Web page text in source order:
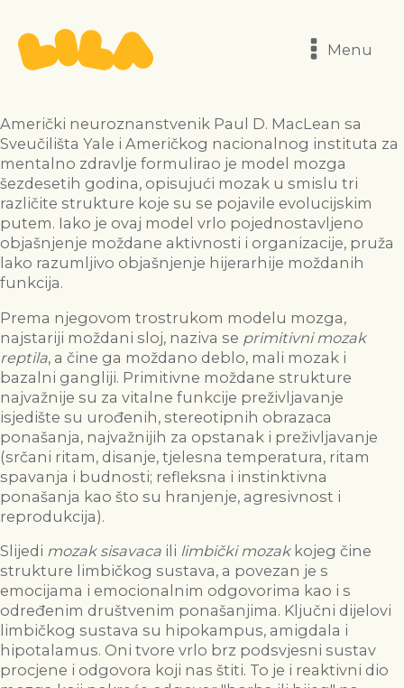
Menu
Američki neuroznanstvenik Paul D. MacLean sa
Sveučilišta Yale i Američkog nacionalnog instituta za
mentalno zdravlje formulirao je model mozga
šezdesetih godina, opisujući mozak u smislu tri
različite strukture koje su se pojavile evolucijskim
putem. Iako je ovaj model vrlo pojednostavljeno
objašnjenje moždane aktivnosti i organizacije, pruža
lako razumljivo objašnjenje hijerarhije moždanih
funkcija.
Prema njegovom trostrukom modelu mozga,
najstariji moždani sloj, naziva se primitivni mozak
reptila, a čine ga moždano deblo, mali mozak i
bazalni gangliji. Primitivne moždane strukture
najvažnije su za vitalne funkcije preživljavanje
isjedište su urođenih, stereotipnih obrazaca
ponašanja, najvažnijih za opstanak i preživljavanje
(srčani ritam, disanje, tjelesna temperatura, ritam
spavanja i budnosti; refleksna i instinktivna
ponašanja kao što su hranjenje, agresivnost i
reprodukcija).
Slijedi mozak sisavaca ili limbički mozakkojeg čine
strukture limbičkog sustava, a povezan je s
emocijama i emocionalnim odgovorima kao i s
određenim društvenim ponašanjima. Ključni dijelovi
limbičkog sustava su hipokampus, amigdala i
hipotalamus. Oni tvore vrlo brz podsvjesni sustav
procjene i odgovora koji nas štiti. To je i reaktivni dio